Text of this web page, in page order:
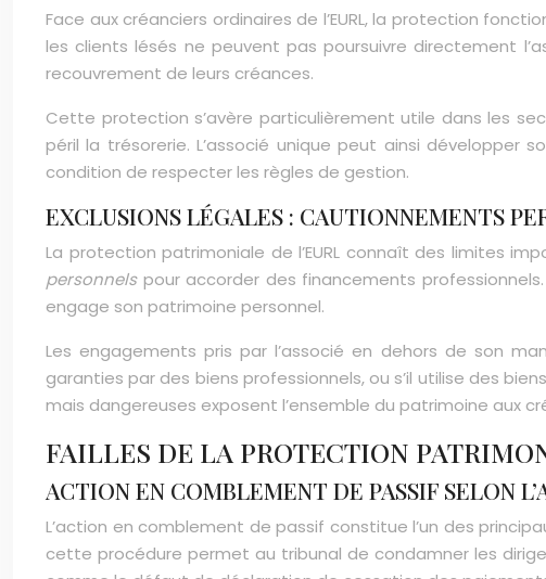
Face aux créanciers ordinaires de l’EURL, la protection
les clients lésés ne peuvent pas poursuivre directement
recouvrement de leurs créances.
Cette protection s’avère particulièrement utile dans les
péril la trésorerie. L’associé unique peut ainsi développer
condition de respecter les règles de gestion.
EXCLUSIONS LÉGALES : CAUTIONNEMENTS
La protection patrimoniale de l’EURL connaît des limites
personnels pour accorder des financements
engage son patrimoine personnel.
Les engagements pris par l’associé en dehors de son
garanties par des biens professionnels, ou s’il utilise des
mais dangereuses exposent l’ensemble du patrimoine aux
FAILLES DE LA PROTECTION
ACTION EN COMBLEMENT DE PASSIF SELON
L’action en comblement de passif constitue l’un des
cette procédure permet au tribunal de condamner les